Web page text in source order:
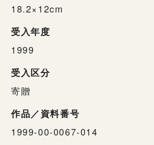
18.2×12cm
受入年度
1999
受入区分
寄贈
作品／資料番号
1999-00-0067-014